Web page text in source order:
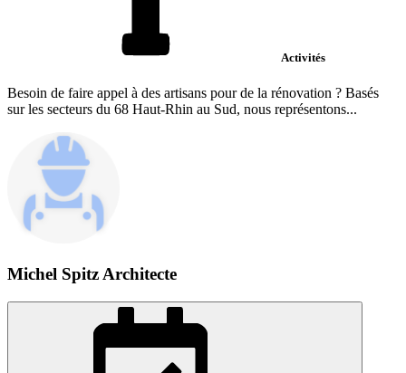
Activités
Besoin de faire appel à des artisans pour de la rénovation ? Basés
sur les secteurs du 68 Haut-Rhin au Sud, nous représentons...
Michel Spitz Architecte